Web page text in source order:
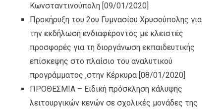
Κωνσταντινούπολη [09/01/2020]
Προκήρυξη του 2ου Γυμνασίου Χρυσούπολης για
την εκδήλωση ενδιαφέροντος με κλειστές
προσφορές για τη διοργάνωση εκπαιδευτικής
επίσκεψης στο πλαίσιο του αναλυτικού
προγράμματος ,στην Κέρκυρα [08/01/2020]
ΠΡΟΘΕΣΜΙΑ – Ειδική πρόσκληση κάλυψης
λειτουργικών κενών σε σχολικές μονάδες της